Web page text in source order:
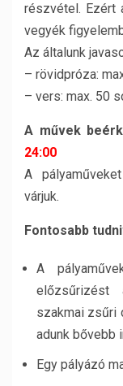
részvétel. Ezért
vegyék
Az általunk
– rövidpróza:
– vers: max. 50
A művek
24:00
A
várjuk.
Fontosabb
A
előzsűrizést
szakmai zsűri
adunk bővebb
Egy pályázó